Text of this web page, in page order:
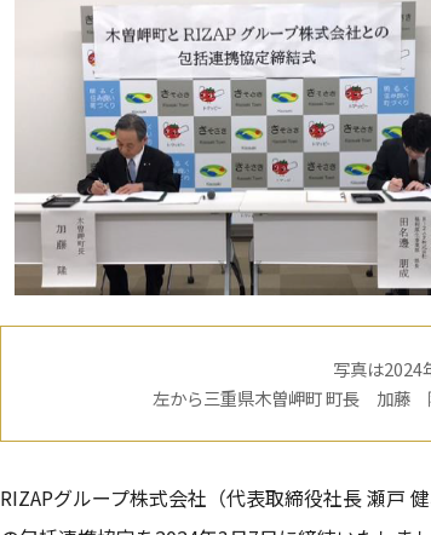
写真は
左から三重県木曽岬町 町長 加藤
RIZAPグループ株式会社（代表取締役社長 瀬